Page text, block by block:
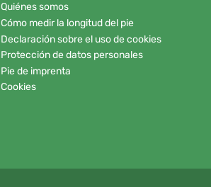
Quiénes somos
Cómo medir la longitud del pie
Declaración sobre el uso de cookies
Protección de datos personales
Pie de imprenta
Cookies